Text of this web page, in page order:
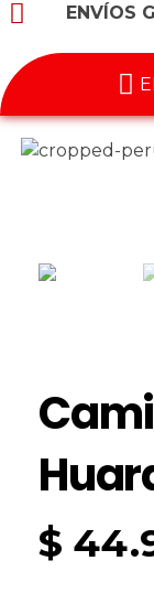
ENVÍOS
$